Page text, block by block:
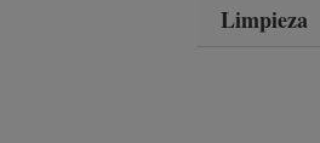
Limpieza